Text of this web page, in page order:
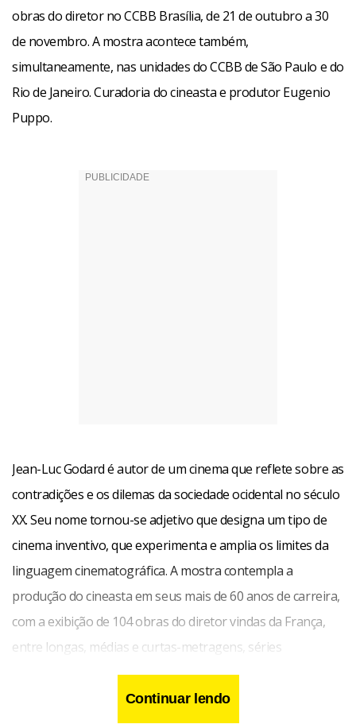
obras do diretor no CCBB Brasília, de 21 de outubro a 30
de novembro. A mostra acontece também,
simultaneamente, nas unidades do CCBB de São Paulo e do
Rio de Janeiro. Curadoria do cineasta e produtor Eugenio
Puppo.
Jean-Luc Godard é autor de um cinema que reflete sobre as
contradições e os dilemas da sociedade ocidental no século
XX. Seu nome tornou-se adjetivo que designa um tipo de
cinema inventivo, que experimenta e amplia os limites da
linguagem cinematográfica. A mostra contempla a
produção do cineasta em seus mais de 60 anos de carreira,
com a exibição de 104 obras do diretor vindas da França,
entre longas, médias e curtas-metragens, séries
televisivas, filmes publicitários e vídeo-cartas, que exploram
os temas mais variados. Serão exibidos desde os primeiros
curtas do diretor, ainda nos anos 1950, como ‘Operátion
Continuar lendo